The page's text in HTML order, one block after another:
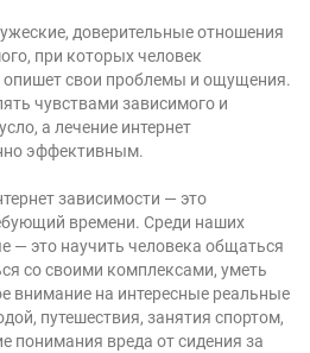
доверительные отношения
при которых человек
опишет свои проблемы и ощущения.
чувствами зависимого и
а лечение интернет
эффективным.
зависимости — это
времени. Среди наших
— это научить человека общаться
со своими комплексами, уметь
внимание на интересные реальные
путешествия, занятия спортом,
понимания вреда от сидения за